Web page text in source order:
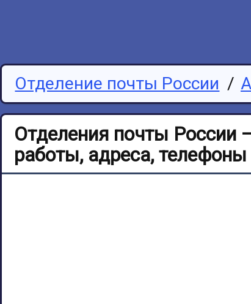
Отделение почты России /
Отделения почты России
работы, адреса,